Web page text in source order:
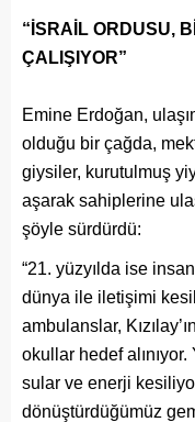
“İSRAİL ORDUSU,
ÇALIŞIYOR”
Emine Erdoğan,
olduğu bir çağda,
giysiler, kurutulmuş
aşarak sahiplerine
şöyle sürdürdü:
“21. yüzyılda ise
dünya ile iletişimi
ambulanslar,
okullar hedef alınıyor.
sular ve enerji
dönüştürdüğümüz